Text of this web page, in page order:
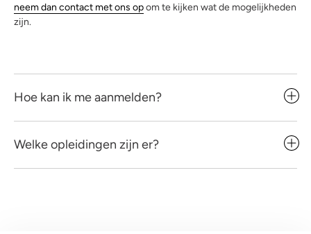
neem dan contact met ons opom te kijken wat de mogelijkheden
zijn.
Hoe kan ik me aanmelden?
Welke opleidingen zijn er?